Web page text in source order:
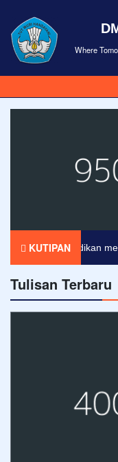
Where
KUTIPAN
Pendidikan
Tulisan Terbaru